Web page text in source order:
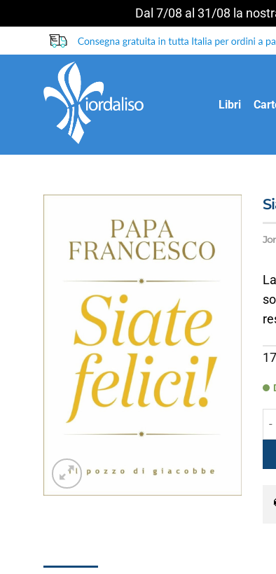
Dal 7/08 al 31/08 la
ai
Libri